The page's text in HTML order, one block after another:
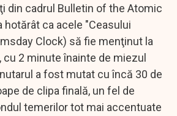
din cadrul Bulletin of the Atomic
hotărât ca acele "Ceasului
Clock) să fie menţinut la
cu 2 minute înainte de miezul
a fost mutat cu încă 30 de
de clipa finală, un fel de
temerilor tot mai accentuate